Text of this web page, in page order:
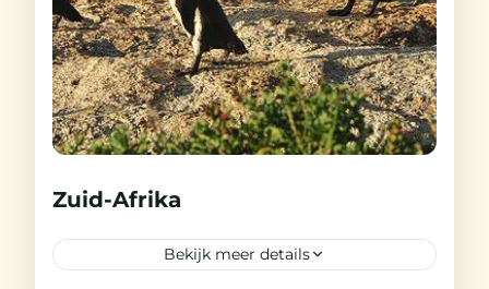
Zuid-Afrika
Bekijk meer details